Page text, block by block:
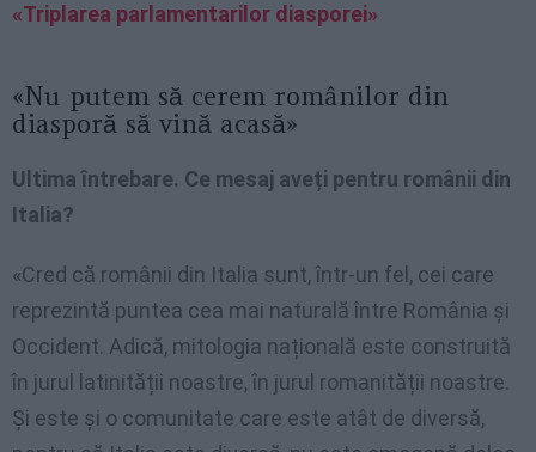
«Triplarea parlamentarilor diasporei»
«Nu putem să cerem românilor din
diasporă să vină acasă»
Ultima întrebare. Ce mesaj aveți pentru românii din
Italia?
«Cred că românii din Italia sunt, într-un fel, cei care
reprezintă puntea cea mai naturală între România și
Occident. Adică, mitologia națională este construită
în jurul latinității noastre, în jurul romanității noastre.
Și este și o comunitate care este atât de diversă,